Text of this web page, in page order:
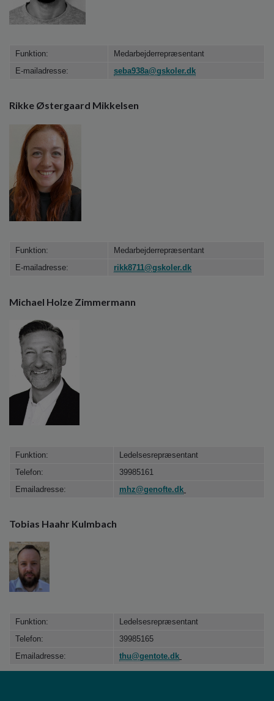
Funktion:
Medarbejderrepræsentant
E-mailadresse:
seba938a@gskoler.dk
Rikke Østergaard Mikkelsen
Funktion:
Medarbejderrepræsentant
E-mailadresse:
rikk8711@gskoler.dk
Michael Holze Zimmermann
Funktion:
Ledelsesrepræsentant
Telefon:
39985161
Emailadresse:
mhz@genofte.dk
Tobias Haahr Kulmbach
Funktion:
Ledelsesrepræsentant
Telefon:
39985165
Emailadresse:
thu@gentote.dk